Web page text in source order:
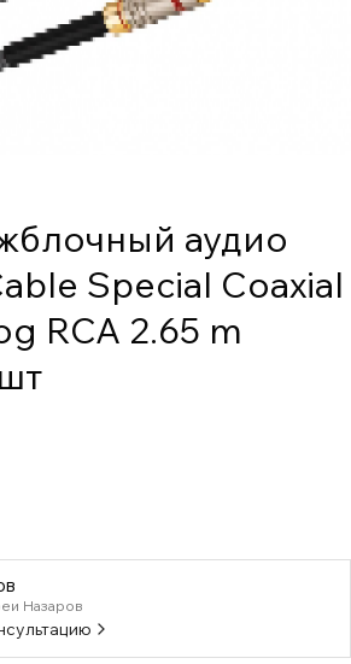
аудио
Special Coaxial
RCA 2.65 m
Назаров